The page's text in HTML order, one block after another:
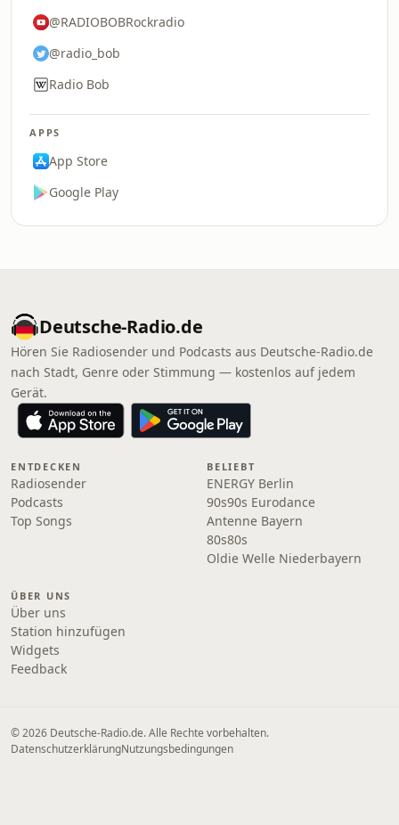
@RADIOBOBRockradio
@radio_bob
Radio Bob
APPS
App Store
Google Play
Deutsche-Radio.de
Hören Sie Radiosender und Podcasts aus Deutsche-Radio.de
nach Stadt, Genre oder Stimmung — kostenlos auf jedem
Gerät.
ENTDECKEN
Radiosender
Podcasts
Top Songs
BELIEBT
ENERGY Berlin
90s90s Eurodance
Antenne Bayern
80s80s
Oldie Welle Niederbayern
ÜBER UNS
Über uns
Station hinzufügen
Widgets
Feedback
© 2026 Deutsche-Radio.de. Alle Rechte vorbehalten.
DatenschutzerklärungNutzungsbedingungen